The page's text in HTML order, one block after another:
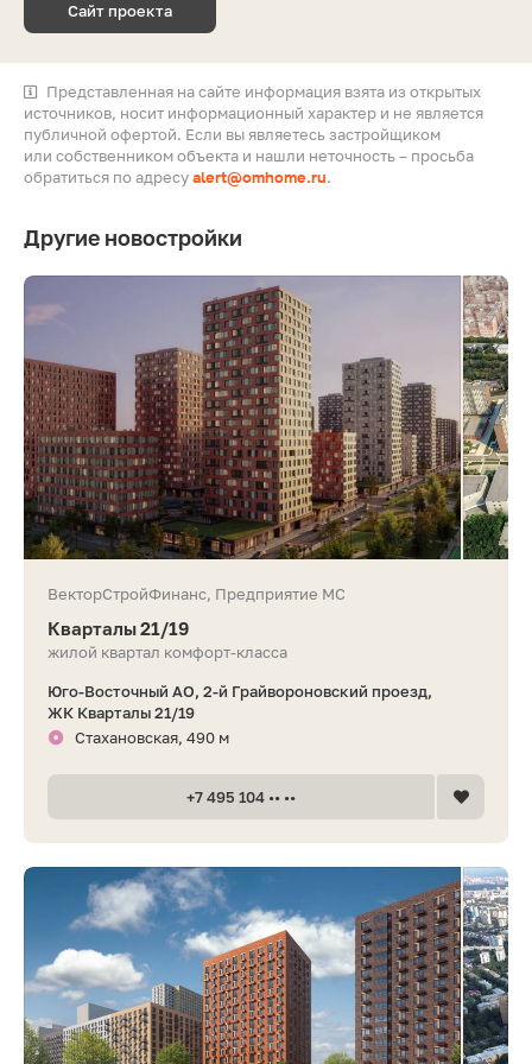
Сайт проекта
Представленная на сайте информация взята из открытых
источников, носит информационный характер и не является
публичной офертой. Если вы являетесь застройщиком
или собственником объекта и нашли неточность – просьба
обратиться по адресуalert@omhome.ru.
Другие новостройки
ВекторСтройФинанс, Предприятие МС
Кварталы 21/19
жилой квартал комфорт-класса
Юго-Восточный АО, 2-й Грайвороновский проезд,
ЖК Кварталы 21/19
Стахановская, 490 м
+7 495 104 •• ••